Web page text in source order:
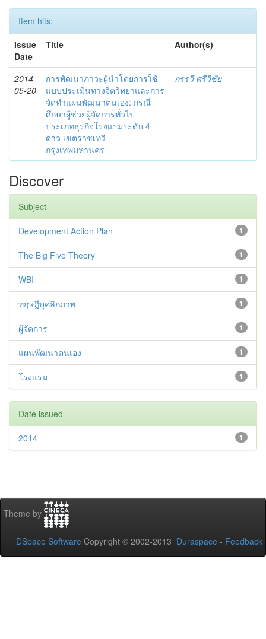
Item hits:
Issue
Date
Title Author(s)
2014-
05-20
การพัฒนาภาวะผู้นำโดยการใช้
แบบประเมินทางจิตวิทยาและการ
จัดทำแผนพัฒนาตนเอง: กรณี
ศึกษาผู้ช่วยผู้จัดการทั่วไป
ประเภทธุรกิจโรงแรมระดับ 4
ดาว เขตราชเทวี
กรุงเทพมหานคร
กรรวี ศรีวิชัย
Discover
Subject
1
Development Action Plan
1
The Big Five Theory
1
WBI
1
ทฤษฎีบุคลิกภาพ
1
ผู้จัดการ
1
แผนพัฒนาตนเอง
1
โรงแรม
Date issued
1
2014
Theme by
DSpace Software Copyright © 2002-2013 Duraspace - Feedback